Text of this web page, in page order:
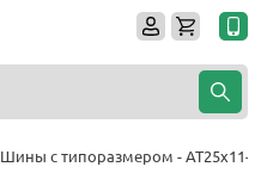
Шины с типоразмером - AT25x11-